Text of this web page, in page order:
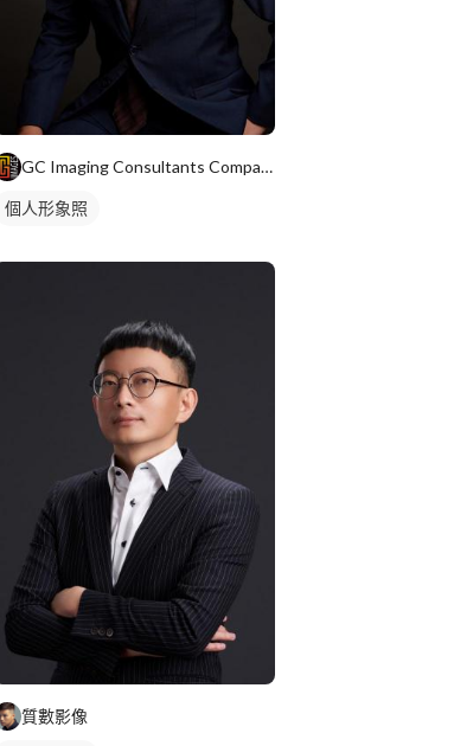
GC Imaging Consultants Company
個人形象照
質數影像